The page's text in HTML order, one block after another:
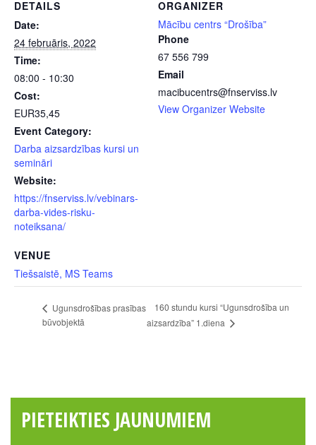
DETAILS
Date:
24 februāris, 2022
Time:
08:00 - 10:30
Cost:
EUR35,45
Event Category:
Darba aizsardzības kursi un
semināri
Website:
https://fnserviss.lv/vebinars-
darba-vides-risku-
noteiksana/
VENUE
Tiešsaistē, MS Teams
ORGANIZER
Mācību centrs “Drošība”
Phone
67 556 799
Email
macibucentrs@fnserviss.lv
View Organizer Website
Ugunsdrošības prasības
būvobjektā
160 stundu kursi “Ugunsdrošība un
aizsardzība” 1.diena
PIETEIKTIES JAUNUMIEM